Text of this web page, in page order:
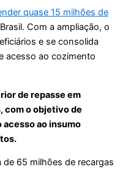
quase 15 milhões de
Com a ampliação, o
e se consolida
acesso ao cozimento
de repasse em
com o objetivo de
ao insumo
65 milhões de recargas